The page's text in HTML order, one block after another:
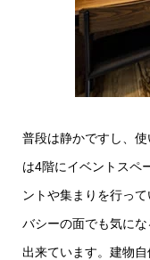
普段は静かですし、
は4階にイベントスペ
ントや集まりを行っ
バシーの面でも気に
出来ています。建物